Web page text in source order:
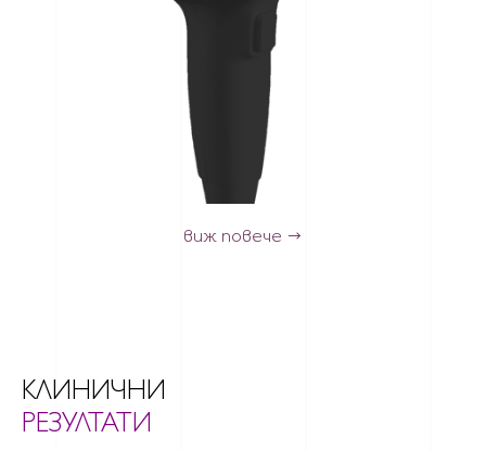
виж повече
КЛИНИЧНИ
РЕЗУЛТАТИ